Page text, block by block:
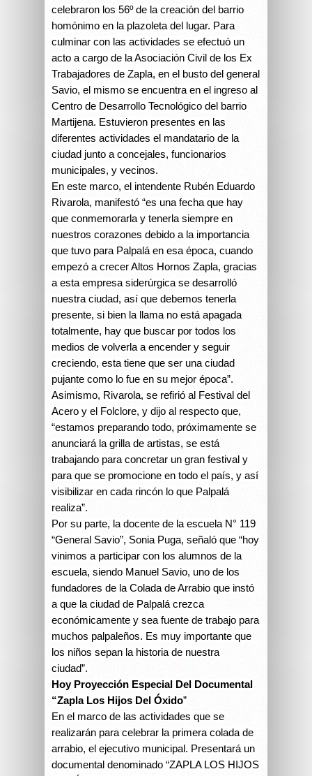
celebraron los 56º de la creación del barrio
homónimo en la plazoleta del lugar. Para
culminar con las actividades se efectuó un
acto a cargo de la Asociación Civil de los Ex
Trabajadores de Zapla, en el busto del general
Savio, el mismo se encuentra en el ingreso al
Centro de Desarrollo Tecnológico del barrio
Martijena. Estuvieron presentes en las
diferentes actividades el mandatario de la
ciudad junto a concejales, funcionarios
municipales, y vecinos.
En este marco, el intendente Rubén Eduardo
Rivarola, manifestó “es una fecha que hay
que conmemorarla y tenerla siempre en
nuestros corazones debido a la importancia
que tuvo para Palpalá en esa época, cuando
empezó a crecer Altos Hornos Zapla, gracias
a esta empresa siderúrgica se desarrolló
nuestra ciudad, así que debemos tenerla
presente, si bien la llama no está apagada
totalmente, hay que buscar por todos los
medios de volverla a encender y seguir
creciendo, esta tiene que ser una ciudad
pujante como lo fue en su mejor época”.
Asimismo, Rivarola, se refirió al Festival del
Acero y el Folclore, y dijo al respecto que,
“estamos preparando todo, próximamente se
anunciará la grilla de artistas, se está
trabajando para concretar un gran festival y
para que se promocione en todo el país, y así
visibilizar en cada rincón lo que Palpalá
realiza”.
Por su parte, la docente de la escuela N° 119
“General Savio”, Sonia Puga, señaló que “hoy
vinimos a participar con los alumnos de la
escuela, siendo Manuel Savio, uno de los
fundadores de la Colada de Arrabio que instó
a que la ciudad de Palpalá crezca
económicamente y sea fuente de trabajo para
muchos palpaleños. Es muy importante que
los niños sepan la historia de nuestra
ciudad”.
Hoy Proyección Especial Del Documental
“Zapla Los Hijos Del Óxido”
En el marco de las actividades que se
realizarán para celebrar la primera colada de
arrabio, el ejecutivo municipal. Presentará un
documental denominado “ZAPLA LOS HIJOS